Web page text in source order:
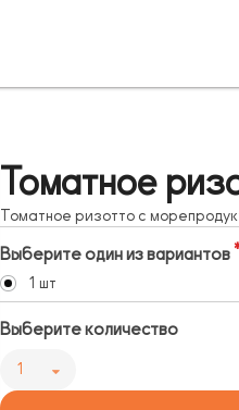
Томатное
Томатное ризотто с
Выберите один из вариантов
1 шт
Выберите количество
1